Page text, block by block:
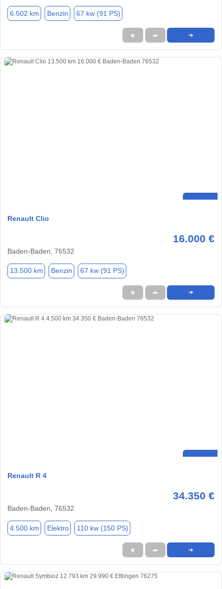
6.502 km Benzin 67 kw (91 PS)
★ ➦ ➜
Renault Clio
16.000 €
Baden-Baden, 76532
13.500 km Benzin 67 kw (91 PS)
★ ➦ ➜
Renault R 4
34.350 €
Baden-Baden, 76532
4.500 km Elektro 110 kw (150 PS)
★ ➦ ➜